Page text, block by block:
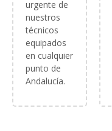
urgente de
nuestros
técnicos
equipados
en cualquier
punto de
Andalucía.